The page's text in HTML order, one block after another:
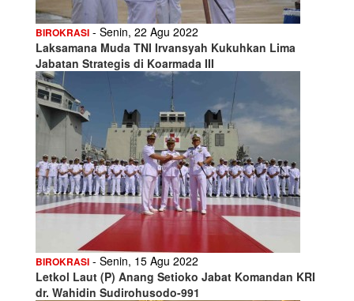
BIROKRASI - Senin, 22 Agu 2022
Laksamana Muda TNI Irvansyah Kukuhkan Lima
Jabatan Strategis di Koarmada III
BIROKRASI - Senin, 15 Agu 2022
Letkol Laut (P) Anang Setioko Jabat Komandan KRI
dr. Wahidin Sudirohusodo-991